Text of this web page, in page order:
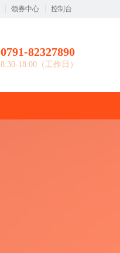
领券中心 控制台
0791-82327890
8:30-18:00（工作日）